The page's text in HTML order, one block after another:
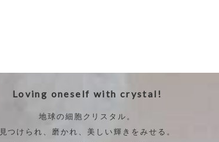
Loving oneself with crystal!
地球の細胞クリスタル。
見つけられ、磨かれ、美しい輝きをみせる。